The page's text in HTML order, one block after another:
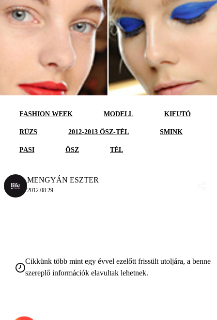
FASHION WEEK MODELL KIFUTÓ
RÚZS 2012-2013 ŐSZ-TÉL SMINK
PASI ŐSZ TÉL
MENGYÁN ESZTER
2012.08.29.
Cikkünk több mint egy évvel ezelőtt frissült utoljára, a benne
szereplő információk elavultak lehetnek.